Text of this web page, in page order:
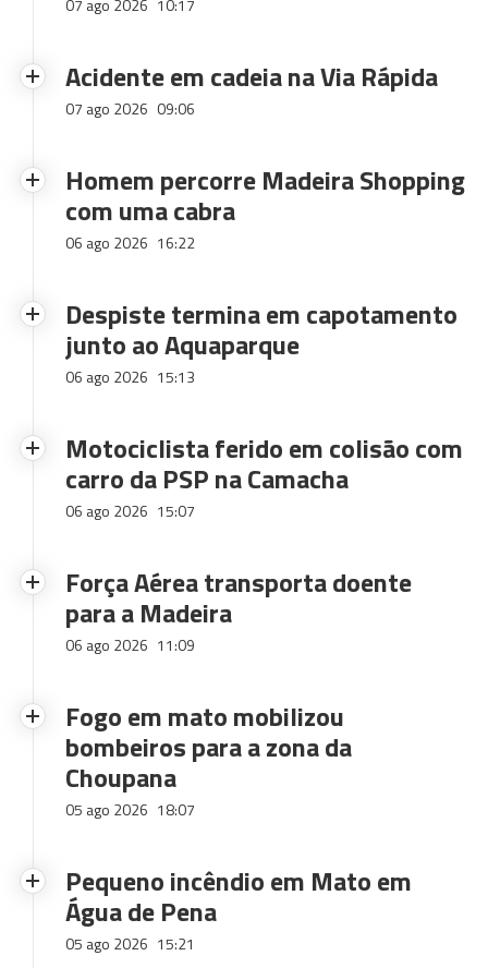
07 ago 2026 10:17
Acidente em cadeia na Via Rápida
07 ago 2026 09:06
Homem percorre Madeira Shopping
com uma cabra
06 ago 2026 16:22
Despiste termina em capotamento
junto ao Aquaparque
06 ago 2026 15:13
Motociclista ferido em colisão com
carro da PSP na Camacha
06 ago 2026 15:07
Força Aérea transporta doente
para a Madeira
06 ago 2026 11:09
Fogo em mato mobilizou
bombeiros para a zona da
Choupana
05 ago 2026 18:07
Pequeno incêndio em Mato em
Água de Pena
05 ago 2026 15:21